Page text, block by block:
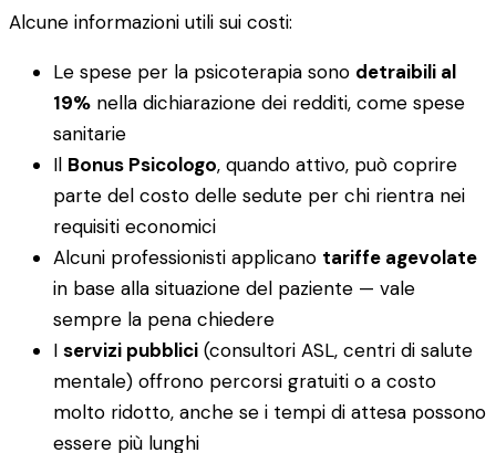
Alcune informazioni utili sui costi:
Le spese per la psicoterapia sono detraibili al
19% nella dichiarazione dei redditi, come spese
sanitarie
Il Bonus Psicologo, quando attivo, può coprire
parte del costo delle sedute per chi rientra nei
requisiti economici
Alcuni professionisti applicano tariffe agevolate
in base alla situazione del paziente — vale
sempre la pena chiedere
I servizi pubblici (consultori ASL, centri di salute
mentale) offrono percorsi gratuiti o a costo
molto ridotto, anche se i tempi di attesa possono
essere più lunghi